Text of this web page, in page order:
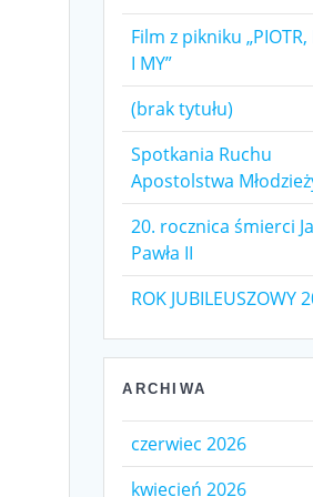
Film z pikniku „PIOTR,
I MY”
(brak tytułu)
Spotkania Ruchu
Apostolstwa
20. rocznica śmierci
Pawła II
ROK JUBILEUSZOWY
ARCHIWA
czerwiec 2026
kwiecień 2026